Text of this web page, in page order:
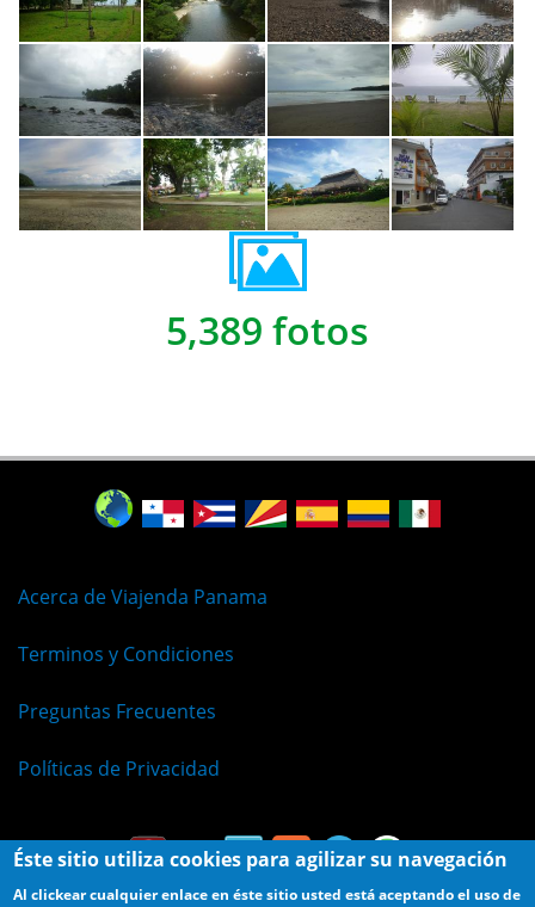
5,389 fotos
Acerca de Viajenda Panama
Terminos y Condiciones
Preguntas Frecuentes
Políticas de Privacidad
Éste sitio utiliza cookies para agilizar su navegación
Al clickear cualquier enlace en éste sitio usted está aceptando el uso de